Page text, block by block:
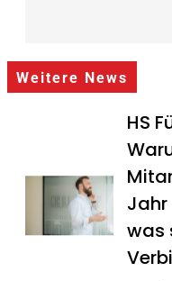
Weitere News
HS
was